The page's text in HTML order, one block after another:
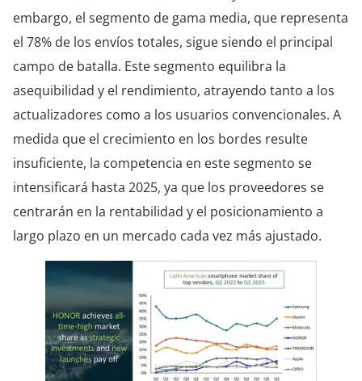
embargo, el segmento de gama media, que representa
el 78% de los envíos totales, sigue siendo el principal
campo de batalla. Este segmento equilibra la
asequibilidad y el rendimiento, atrayendo tanto a los
actualizadores como a los usuarios convencionales. A
medida que el crecimiento en los bordes resulte
insuficiente, la competencia en este segmento se
intensificará hasta 2025, ya que los proveedores se
centrarán en la rentabilidad y el posicionamiento a
largo plazo en un mercado cada vez más ajustado.